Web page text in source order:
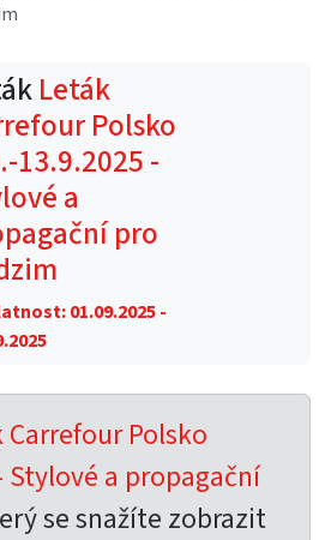
Leták
Polsko
13.9.2025 -
a
pro
01.09.2025 -
Carrefour Polsko
Stylové a propagační
se snažíte zobrazit